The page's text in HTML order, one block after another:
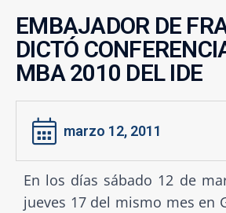
EMBAJADOR DE
DICTÓ
MBA 2010 DEL IDE
marzo 12, 2011
En los días sábado 12 de
jueves 17 del mismo mes en